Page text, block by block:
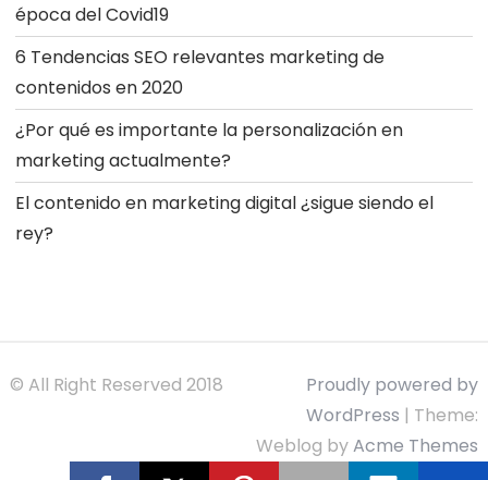
época del Covid19
6 Tendencias SEO relevantes marketing de
contenidos en 2020
¿Por qué es importante la personalización en
marketing actualmente?
El contenido en marketing digital ¿sigue siendo el
rey?
© All Right Reserved 2018
Proudly powered by
WordPress | Theme:
Weblog byAcme Themes